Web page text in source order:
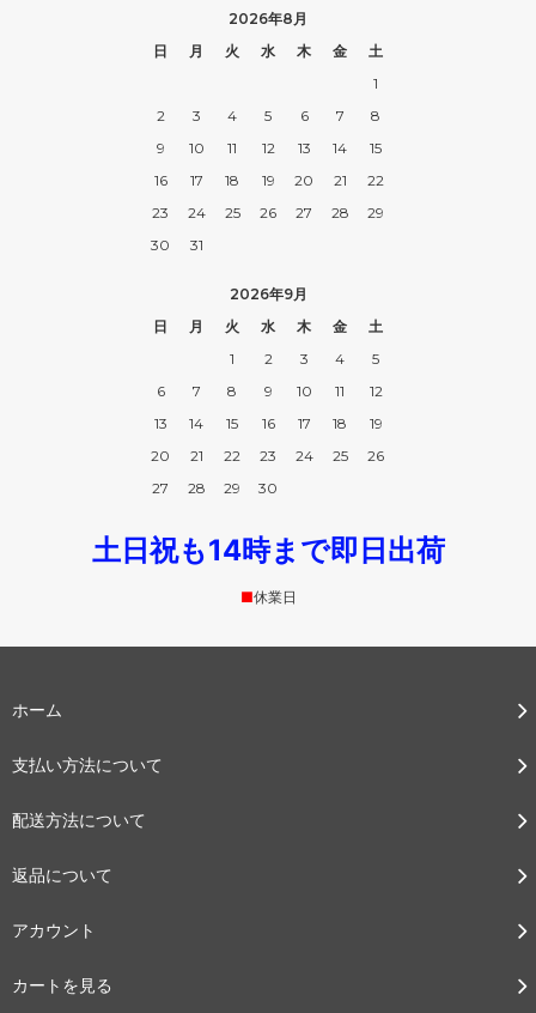
2026年8月
日
月 火 水 木 金
土
1
2
3 4 5 6 7
8
9
10 11 12 13 14
15
16
17 18 19 20 21
22
23
24 25 26 27 28
29
30
31
2026年9月
日
月 火 水 木 金
土
1
2 3 4
5
6
7 8 9 10 11
12
13
14 15 16 17 18
19
20
21 22 23 24 25
26
27
28 29 30
土日祝も14時まで即日出荷
■休業日
ホーム
支払い方法について
配送方法について
返品について
アカウント
カートを見る